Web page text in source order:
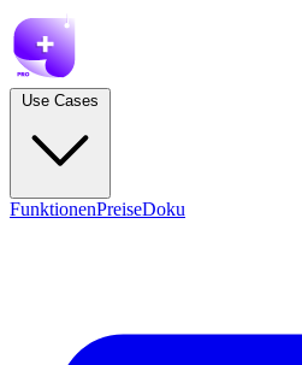
FunktionenPreiseDoku